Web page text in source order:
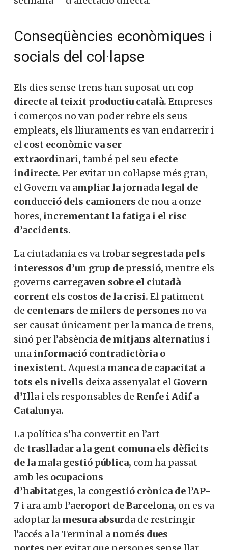
el sistema sencer el que s’ha enfonsat
estrepitosament i ha provocat patiment
greus perjudicis econòmics
molt més enllà dels dies —inclòs el cap de
setmana— d’afectació directa.
Conseqüències econòmiques
i socials del col·lapse
Els dies sense trens han suposat un
cop
directe al teixit productiu
català. Empreses i comerços no van poder
rebre els seus empleats, els lliuraments es
extraordinari,també pel seuefecte
indirecte.Per evitar un col·lapse més
gran, el Governva ampliar la jornada
legal de conducció dels camionersde
nou a onze hores,incrementant la fatiga
i el risc d’accidents.
La ciutadania es va trobar segrestada pels
interessos d’un grup de pressió,
mentre
els governs
carregaven sobre el ciutadà
corrent els costos de la crisi.
El patiment
de
centenars de milers de persones
ser causat únicament per la manca de
trens, sinó per l’absència de mitjans
alternatiusi una informació
contradictòria o
inexistent.Aquesta
tots els nivells deixa assenyalat
el
Govern d’Illai els responsables
de Renfe i Adif a Catalunya.
La política s’ha convertit en l’art
Si, vull col·laborar activament